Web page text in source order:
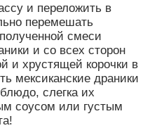
и переложить в
перемешать
смеси
и со всех сторон
и хрустящей корочки в
мексиканские драники
слегка их
соусом или густым